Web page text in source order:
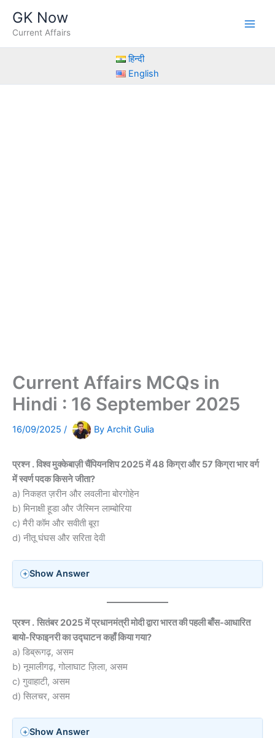
content
GK Now
Current Affairs
हिन्दी
English
Current Affairs MCQs in
Hindi : 16 September 2025
16/09/2025 / By Archit Gulia
प्रश्न . विश्व मुक्केबाज़ी चैंपियनशिप 2025 में 48 किग्रा और 57 किग्रा भार वर्ग
में स्वर्ण पदक किसने जीता?
a) निकहत ज़रीन और लवलीना बोरगोहेन
b) मिनाक्षी हूडा और जैस्मिन लाम्बोरिया
c) मैरी कॉम और सवीती बूरा
d) नीतू घंघस और सरिता देवी
Show Answer
प्रश्न . सितंबर 2025 में प्रधानमंत्री मोदी द्वारा भारत की पहली बाँस-आधारित
बायो-रिफाइनरी का उद्घाटन कहाँ किया गया?
a) डिब्रूगढ़, असम
b) नूमालीगढ़, गोलाघाट ज़िला, असम
c) गुवाहाटी, असम
d) सिलचर, असम
Show Answer